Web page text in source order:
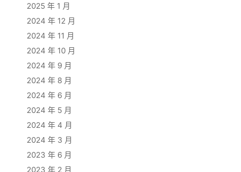
2025 年 1 月
2024 年 12 月
2024 年 11 月
2024 年 10 月
2024 年 9 月
2024 年 8 月
2024 年 6 月
2024 年 5 月
2024 年 4 月
2024 年 3 月
2023 年 6 月
2023 年 2 月